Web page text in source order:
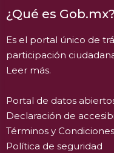
¿Qué es Gob.mx?
Es el portal único de
participación
Leer más.
Portal de datos
Declaración de
Términos y Condiciones
Política de seguridad